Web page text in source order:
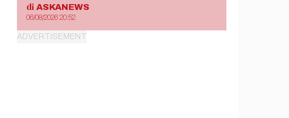
di ASKANEWS
06/08/2026 20:52